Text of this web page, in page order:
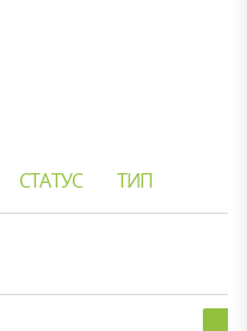
СТАТУС ТИП